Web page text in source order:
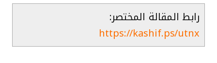
رابط المقالة المختصر:
https://kashif.ps/utnx